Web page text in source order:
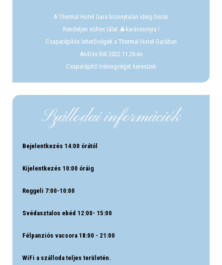
A Thermal Hotel Gara bizonytalan ideig bezár
Rendeljen sültes tálat 🎄karácsonyra !
Csapatépítés lehetőségek a Thermal Hotel Garában
András Bál 2022.11.26-án
Csapatépítő tréningcéget keresünk
Szállodai információk
Bejelentkezés 14:00 órától
Kijelentkezés 10:00 óráig
Reggeli 7:00-10:00
Svédasztalos ebéd 12:00- 15:00
Félpanziós vacsora 18:00 - 21:00
WiFi a szálloda teljes területén.